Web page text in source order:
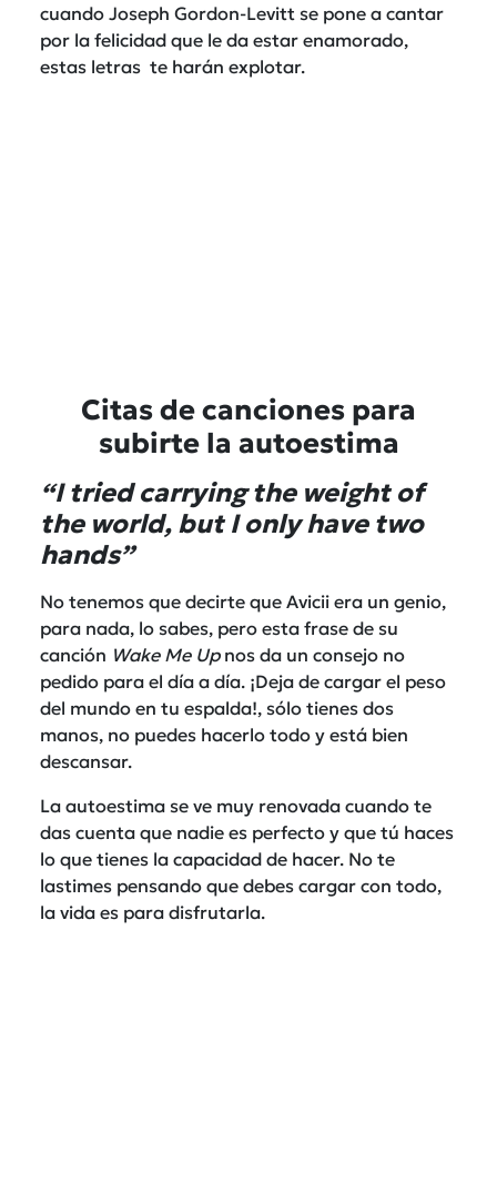
cuando Joseph Gordon-Levitt se pone a cantar
por la felicidad que le da estar enamorado,
estas letras te harán explotar.
Citas de canciones para
subirte la autoestima
“I tried carrying the weight of
the world, but I only have two
hands”
No tenemos que decirte que Avicii era un genio,
para nada, lo sabes, pero esta frase de su
canción Wake Me Upnos da un consejo no
pedido para el día a día. ¡Deja de cargar el peso
del mundo en tu espalda!, sólo tienes dos
manos, no puedes hacerlo todo y está bien
descansar.
La autoestima se ve muy renovada cuando te
das cuenta que nadie es perfecto y que tú haces
lo que tienes la capacidad de hacer. No te
lastimes pensando que debes cargar con todo,
la vida es para disfrutarla.